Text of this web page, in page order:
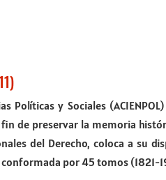
Políticas y Sociales
fin de preservar la memoria
del Derecho, coloca a su
conformada por 45 tomos (1821-